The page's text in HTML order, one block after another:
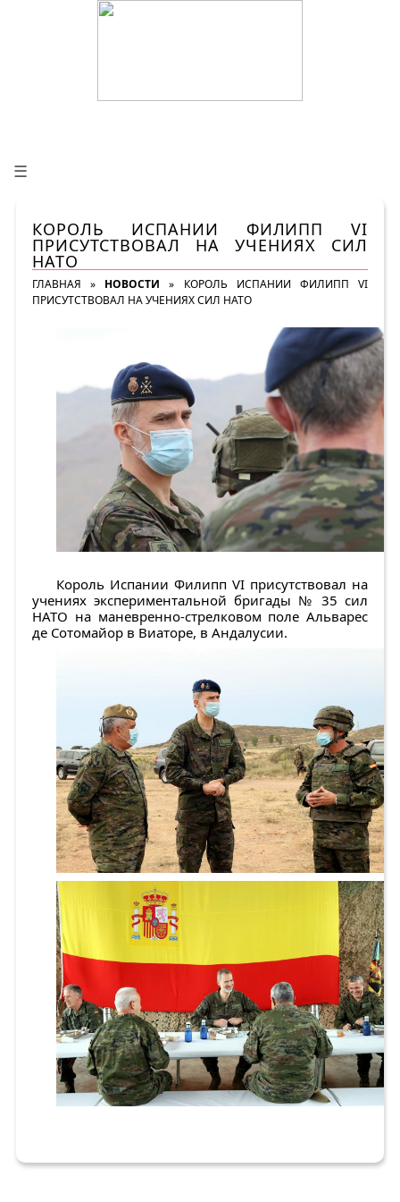
☰
КОРОЛЬ ИСПАНИИ ФИЛИПП VI
ПРИСУТСТВОВАЛ НА УЧЕНИЯХ СИЛ
НАТО
ГЛАВНАЯ » НОВОСТИ » КОРОЛЬ ИСПАНИИ ФИЛИПП VI
ПРИСУТСТВОВАЛ НА УЧЕНИЯХ СИЛ НАТО
Король Испании Филипп VI присутствовал на
учениях экспериментальной бригады № 35 сил
НАТО на маневренно-стрелковом поле Альварес
де Сотомайор в Виаторе, в Андалусии.